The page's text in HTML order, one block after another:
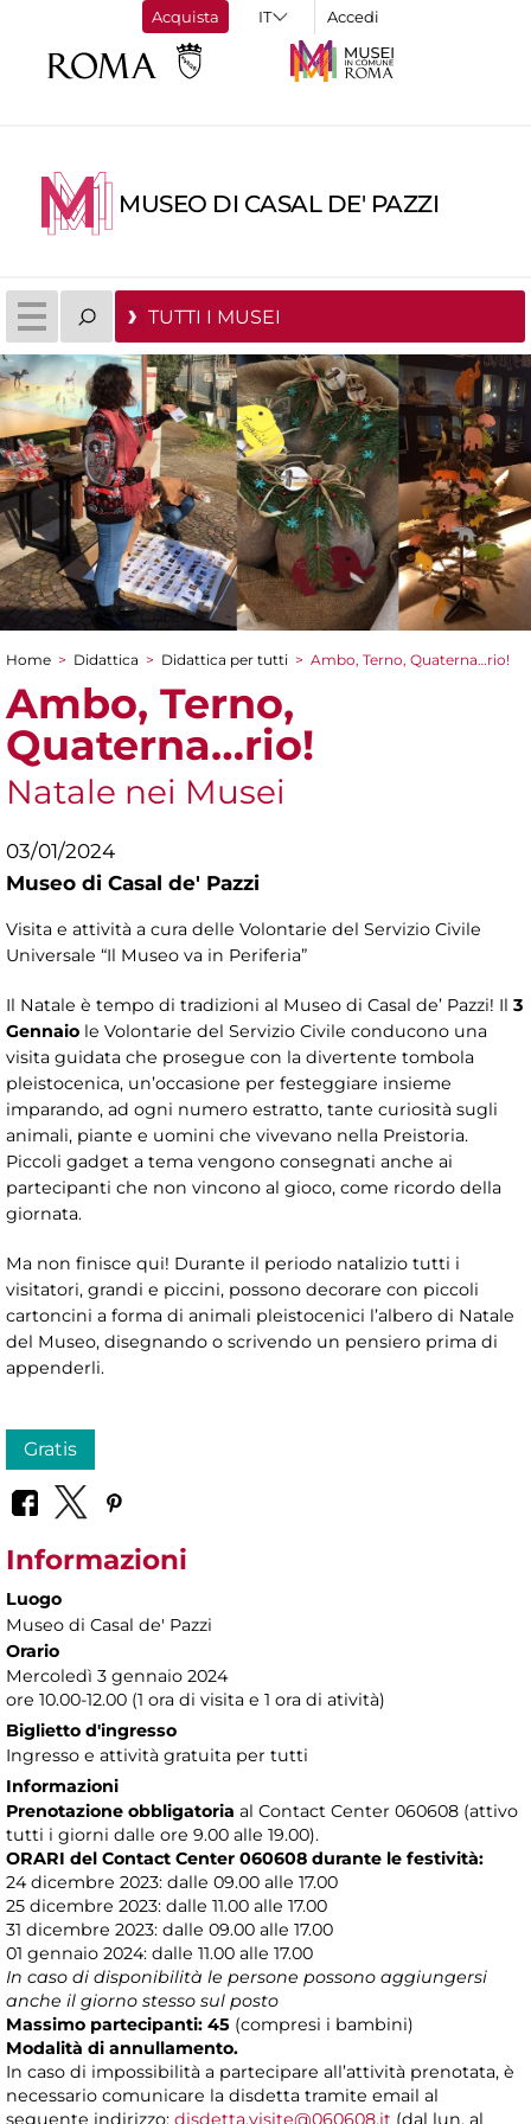
Acquista Accedi
MUSEO DI CASAL DE' PAZZI
TUTTI I MUSEI
Tu sei qui
Home > Didattica > Didattica per tutti > Ambo, Terno, Quaterna…rio!
Ambo, Terno,
Quaterna…rio!
Natale nei Musei
03/01/2024
Museo di Casal de' Pazzi
Visita e attività a cura delle Volontarie del Servizio Civile
Universale “Il Museo va in Periferia”
Il Natale è tempo di tradizioni al Museo di Casal de’ Pazzi! Il 3
Gennaio le Volontarie del Servizio Civile conducono una
visita guidata che prosegue con la divertente tombola
pleistocenica, un’occasione per festeggiare insieme
imparando, ad ogni numero estratto, tante curiosità sugli
animali, piante e uomini che vivevano nella Preistoria.
Piccoli gadget a tema vengono consegnati anche ai
partecipanti che non vincono al gioco, come ricordo della
giornata.
Ma non finisce qui! Durante il periodo natalizio tutti i
visitatori, grandi e piccini, possono decorare con piccoli
cartoncini a forma di animali pleistocenici l’albero di Natale
del Museo, disegnando o scrivendo un pensiero prima di
appenderli.
Gratis
Informazioni
Luogo
Museo di Casal de' Pazzi
Orario
Mercoledì 3 gennaio 2024
ore 10.00-12.00 (1 ora di visita e 1 ora di atività)
Biglietto d'ingresso
Ingresso e attività gratuita per tutti
Informazioni
Prenotazione obbligatoria al Contact Center 060608 (attivo
tutti i giorni dalle ore 9.00 alle 19.00).
ORARI del Contact Center 060608 durante le festività:
24 dicembre 2023: dalle 09.00 alle 17.00
25 dicembre 2023: dalle 11.00 alle 17.00
31 dicembre 2023: dalle 09.00 alle 17.00
01 gennaio 2024: dalle 11.00 alle 17.00
In caso di disponibilità le persone possono aggiungersi
anche il giorno stesso sul posto
Massimo partecipanti: 45 (compresi i bambini)
Modalità di annullamento.
In caso di impossibilità a partecipare all’attività prenotata, è
necessario comunicare la disdetta tramite email al
seguente indirizzo: disdetta.visite@060608.it (dal lun. al